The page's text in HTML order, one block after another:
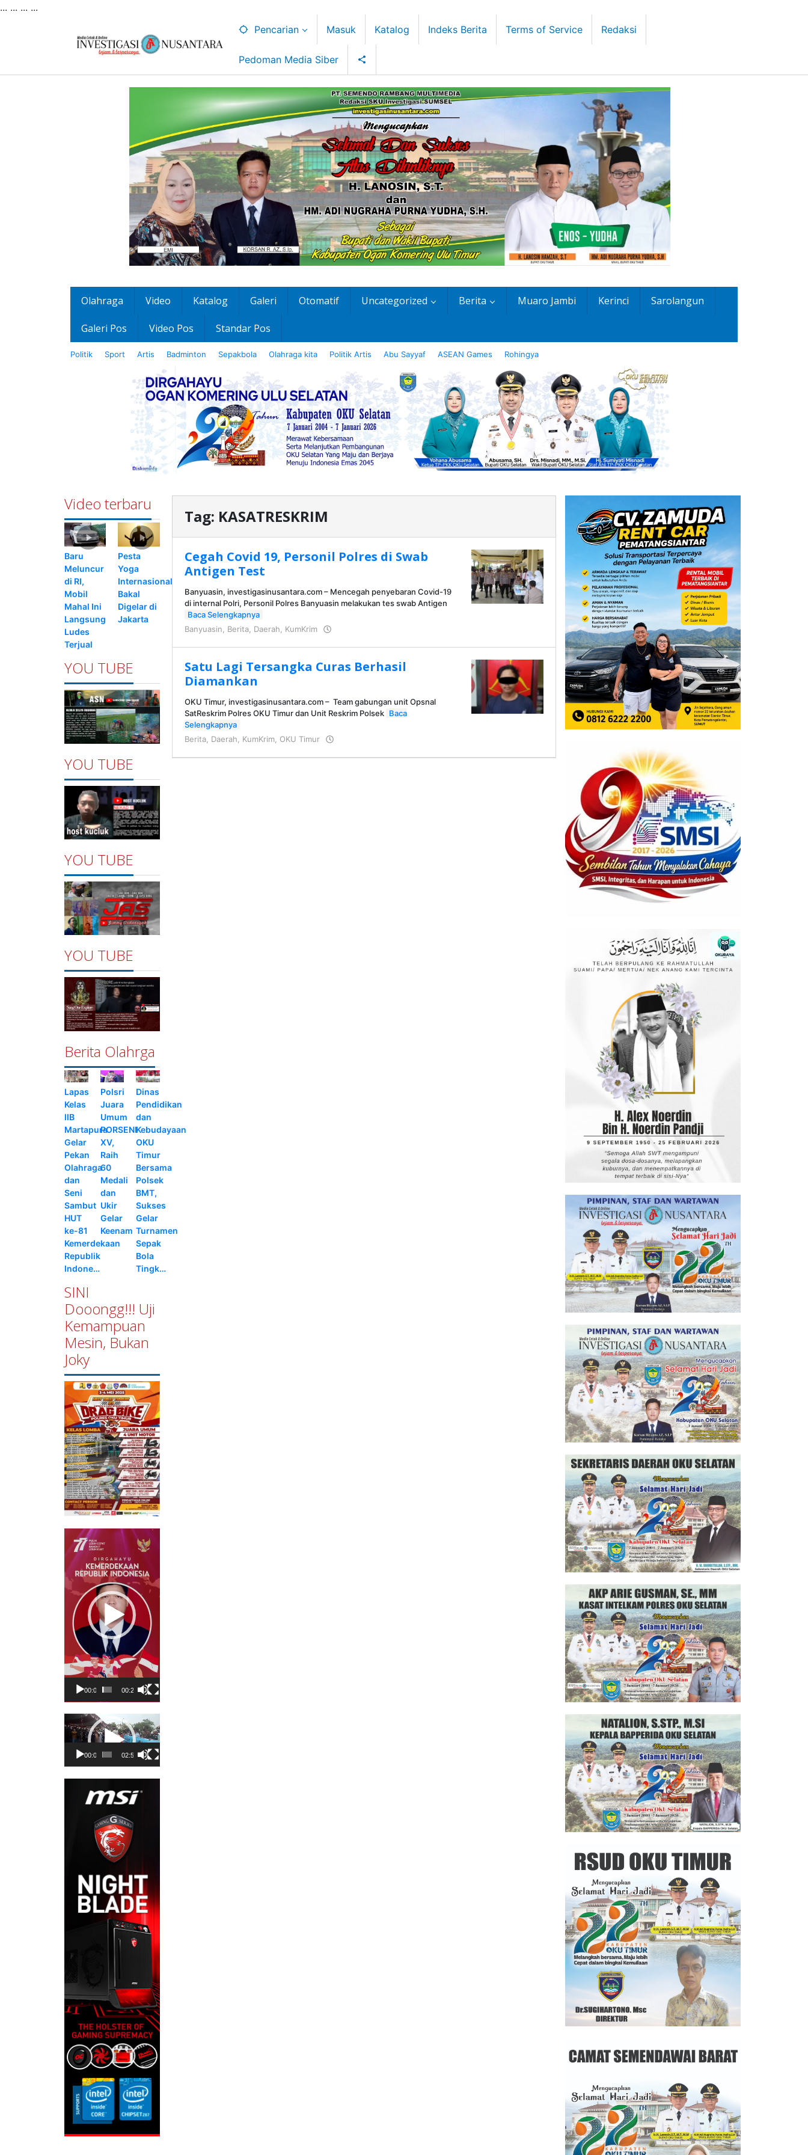
... ... ... ...
Pencarian Masuk Katalog Indeks Berita Terms of Service Redaksi
Pedoman Media Siber
Olahraga Video Katalog Galeri Otomatif Uncategorized Berita Muaro Jambi Kerinci Sarolangun
Galeri Pos Video Pos Standar Pos
Politik Sport Artis Badminton Sepakbola Olahraga kita Politik Artis Abu Sayyaf ASEAN Games Rohingya
Video terbaru
Baru
Meluncur
di RI,
Mobil
Mahal Ini
Langsung
Ludes
Terjual
Pesta
Yoga
Internasional
Bakal
Digelar di
Jakarta
YOU TUBE
YOU TUBE
YOU TUBE
YOU TUBE
Berita Olahrga
Lapas
Kelas
IIB
Martapura
Gelar
Pekan
Olahraga
dan
Seni
Sambut
HUT
ke-81
Kemerdekaan
Republik
Indone…
Polsri
Juara
Umum
PORSENI
XV,
Raih
60
Medali
dan
Ukir
Gelar
Keenam
Dinas
Pendidikan
dan
Kebudayaan
OKU
Timur
Bersama
Polsek
BMT,
Sukses
Gelar
Turnamen
Sepak
Bola
Tingk…
SINI
Dooongg!!! Uji
Kemampuan
Mesin, Bukan
Joky
Pemutar
Video
00:00 00:23
Pemutar
Video
00:00 02:50
Tag: KASATRESKRIM
Cegah Covid 19, Personil Polres di Swab
Antigen Test
Banyuasin, investigasinusantara.com – Mencegah penyebaran Covid-19
di internal Polri, Personil Polres Banyuasin melakukan tes swab Antigen
Baca Selengkapnya
Banyuasin, Berita, Daerah, KumKrim
Satu Lagi Tersangka Curas Berhasil
Diamankan
OKU Timur, investigasinusantara.com – Team gabungan unit Opsnal
SatReskrim Polres OKU Timur dan Unit Reskrim Polsek Baca
Selengkapnya
Berita, Daerah, KumKrim, OKU Timur